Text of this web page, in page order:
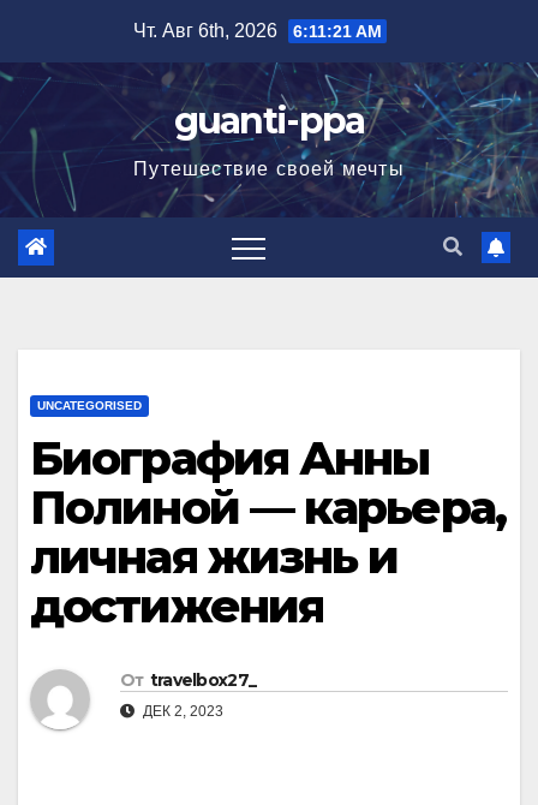
содержимому
Чт. Авг 6th, 2026 6:11:22 AM
guanti-ppa
Путешествие своей мечты
UNCATEGORISED
Биография Анны
Полиной — карьера,
личная жизнь и
достижения
От travelbox27_
ДЕК 2, 2023